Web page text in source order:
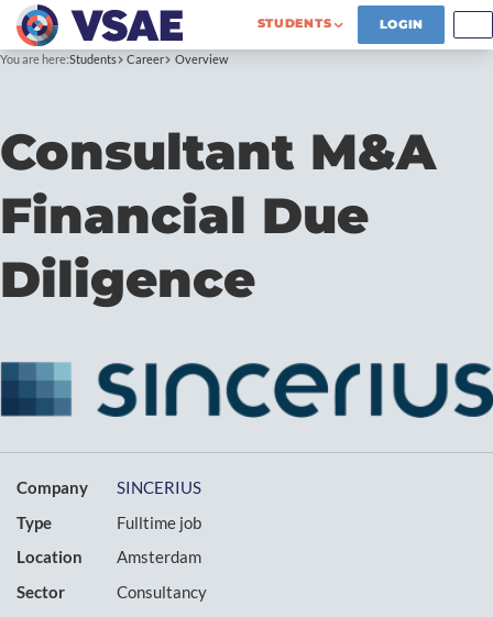
STUDENTS LOGIN
You are here:Students Career Overview
Consultant M&A
Financial Due
Diligence
Company
SINCERIUS
Type
Fulltime job
Location
Amsterdam
Sector
Consultancy